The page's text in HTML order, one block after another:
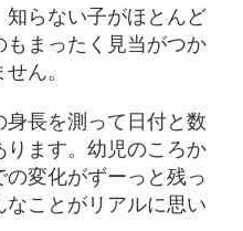
らない子がほとんど
まったく見当がつか
ん。
長を測って日付と数
ます。幼児のころか
変化がずーっと残っ
ことがリアルに思い